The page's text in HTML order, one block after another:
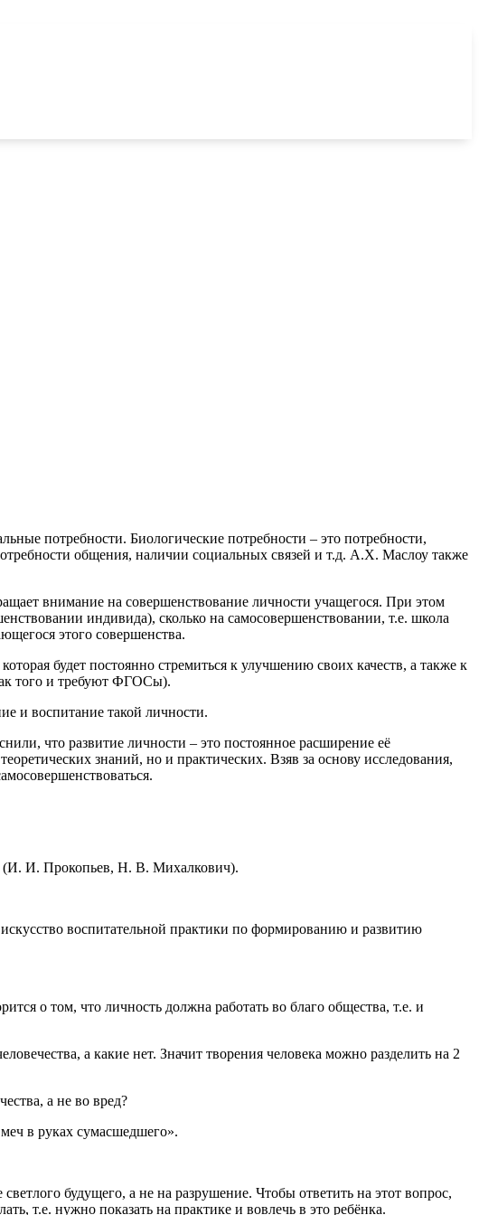
потребности. Биологические потребности – это потребности,
общения, наличии социальных связей и т.д. А.Х. Маслоу также
внимание на совершенствование личности учащегося. При этом
индивида), сколько на самосовершенствовании, т.е. школа
этого совершенства.
будет постоянно стремиться к улучшению своих качеств, а также к
того и требуют ФГОСы).
и воспитание такой личности.
что развитие личности – это постоянное расширение её
знаний, но и практических. Взяв за основу исследования,
(И. И. Прокопьев, Н. В. Михалкович).
воспитательной практики по формированию и развитию
о том, что личность должна работать во благо общества, т.е. и
а какие нет. Значит творения человека можно разделить на 2
а не во вред?
в руках сумасшедшего».
будущего, а не на разрушение. Чтобы ответить на этот вопрос,
т.е. нужно показать на практике и вовлечь в это ребёнка.